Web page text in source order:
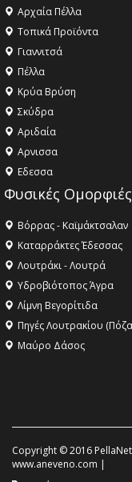
Αρχαία Πέλλα
Τοπικά Προϊόντα
Γιαννιτσά
Πέλλα
Κρύα Βρύση
Σκύδρα
Αριδαία
Aρνισσα
Eδεσσα
Φυσικές Ομορφιές
Βόρρας - Καϊμάκτσαλαν
Καταρράκτες Έδεσσας
Λουτράκι - Λουτρά
Υδροβιότοπος Άγρα
Λίμνη Βεγορίτιδα
Πηγές Λουτρακίου
Μαύρο Δάσος
Copyright © 2016
www.aneveno.com |